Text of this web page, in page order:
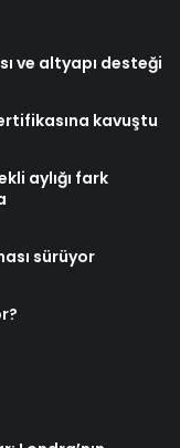
ve altyapı desteği
kavuştu
aylığı fark
sürüyor